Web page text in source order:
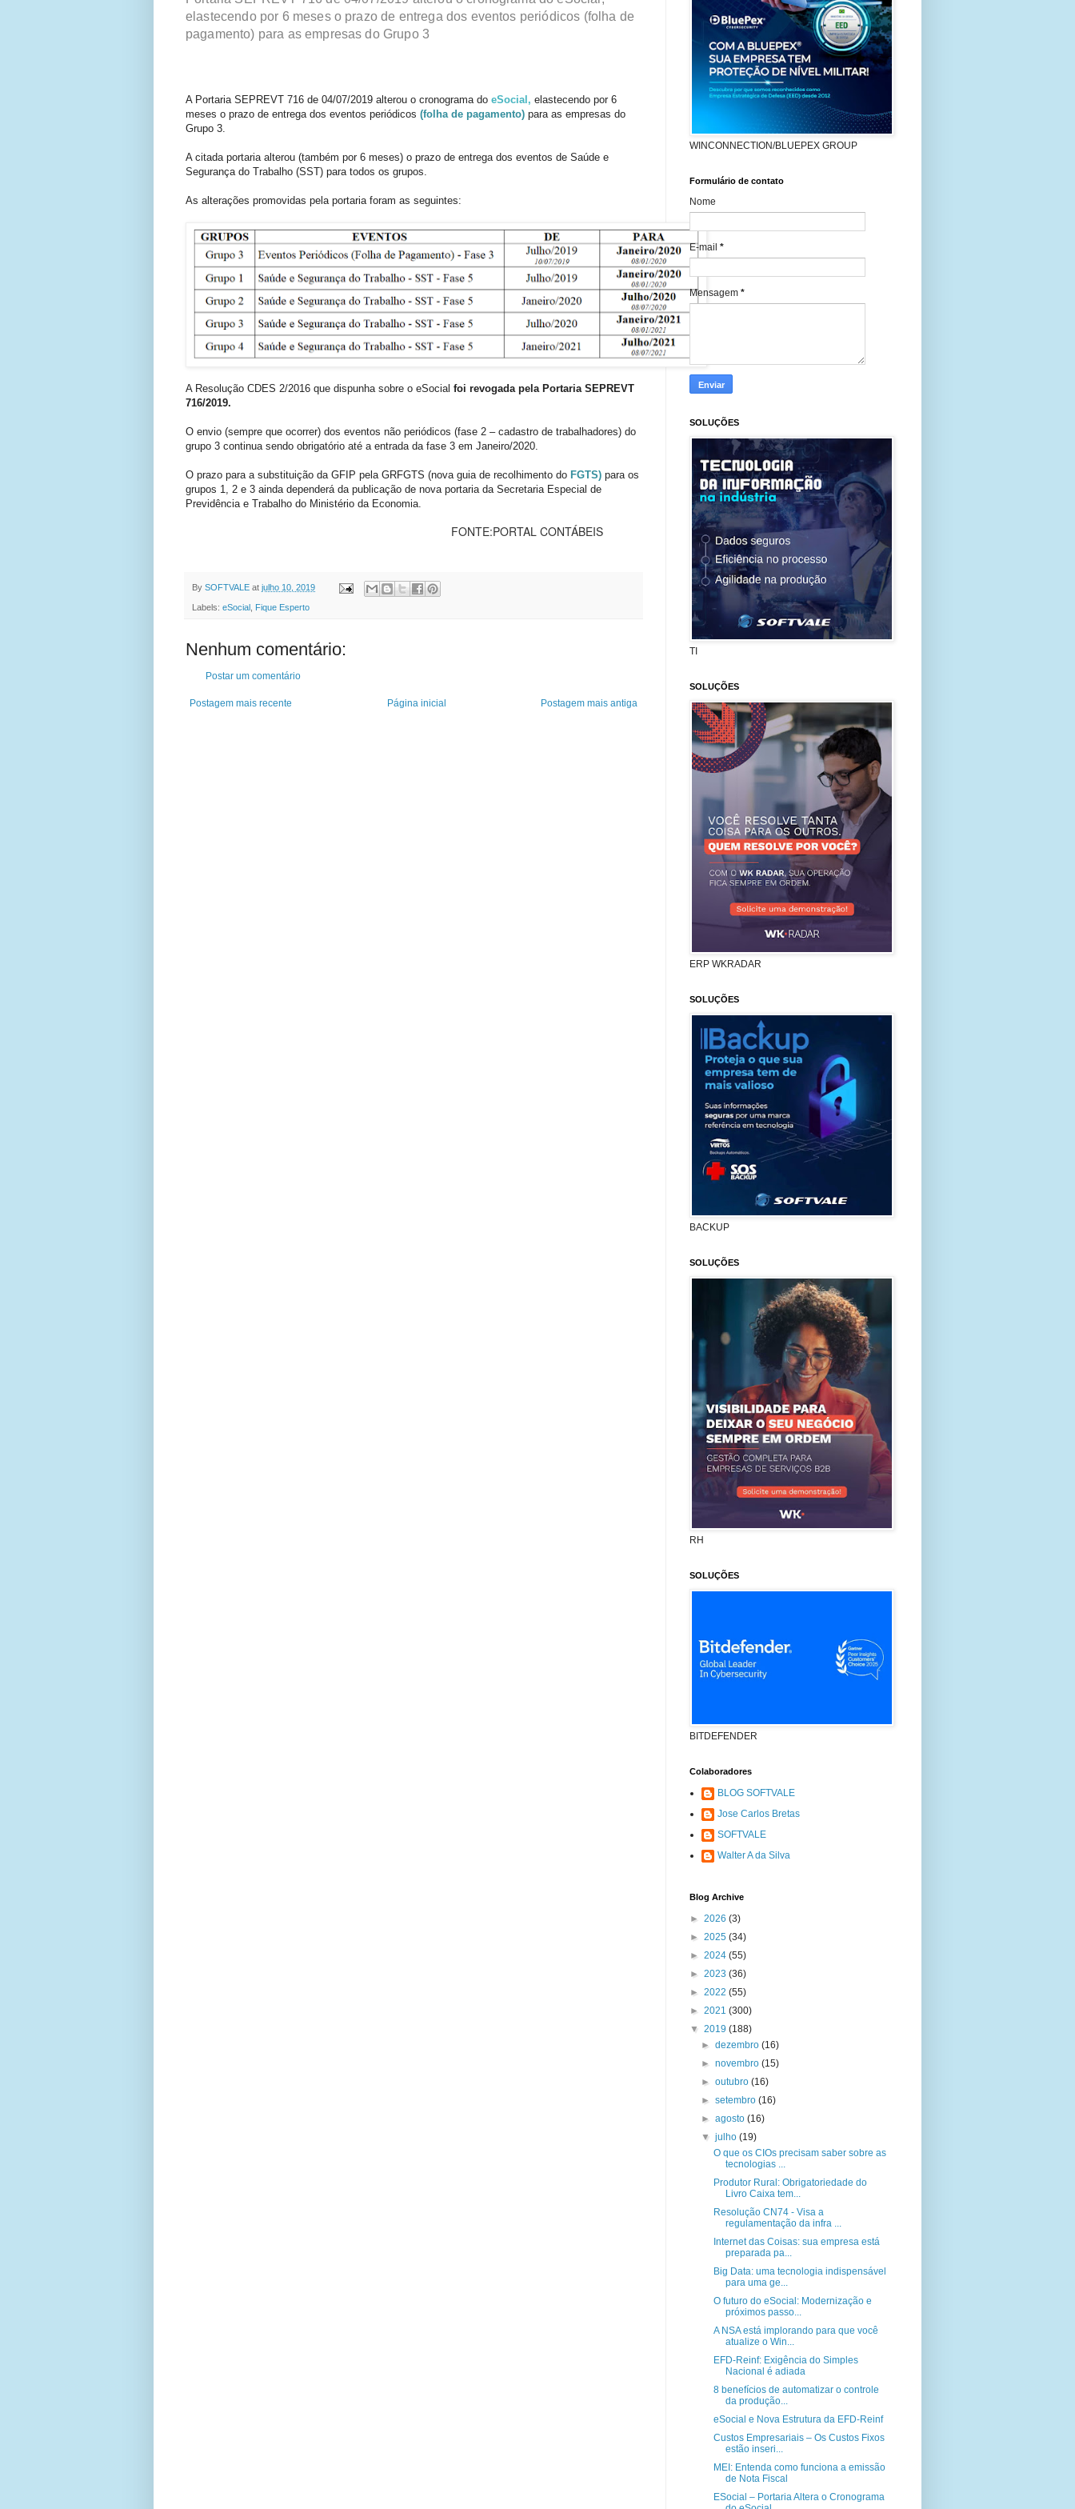
elastecendo por 6 meses o prazo de entrega dos eventos periódicos (folha de
pagamento) para as empresas do Grupo 3
A Portaria SEPREVT 716 de 04/07/2019 alterou o cronograma do eSocial, elastecendo por 6
meses o prazo de entrega dos eventos periódicos (folha de pagamento) para as empresas do
Grupo 3.
A citada portaria alterou (também por 6 meses) o prazo de entrega dos eventos de Saúde e
Segurança do Trabalho (SST) para todos os grupos.
As alterações promovidas pela portaria foram as seguintes:
A Resolução CDES 2/2016 que dispunha sobre o eSocial foi revogada pela Portaria SEPREVT
716/2019.
O envio (sempre que ocorrer) dos eventos não periódicos (fase 2 – cadastro de trabalhadores) do
grupo 3 continua sendo obrigatório até a entrada da fase 3 em Janeiro/2020.
O prazo para a substituição da GFIP pela GRFGTS (nova guia de recolhimento do FGTS) para os
grupos 1, 2 e 3 ainda dependerá da publicação de nova portaria da Secretaria Especial de
Previdência e Trabalho do Ministério da Economia.
FONTE:PORTAL CONTÁBEIS
By SOFTVALE at julho 10, 2019
Labels: eSocial Fique Esperto
Nenhum comentário:
Postar um comentário
Postagem mais recente Postagem mais antiga
Página inicial
WINCONNECTION/BLUEPEX GROUP
Formulário de contato
Nome
E-mail *
Mensagem *
SOLUÇÕES
TI
SOLUÇÕES
ERP WKRADAR
SOLUÇÕES
BACKUP
SOLUÇÕES
RH
SOLUÇÕES
BITDEFENDER
Colaboradores
BLOG SOFTVALE
Jose Carlos Bretas
SOFTVALE
Walter A da Silva
Blog Archive
► 2026 (3)
► 2025 (34)
► 2024 (55)
► 2023 (36)
► 2022 (55)
► 2021 (300)
▼ 2019 (188)
►dezembro(16)
►novembro(15)
►outubro(16)
►setembro(16)
►agosto(16)
▼julho(19)
O que os CIOs precisam saber sobre as
tecnologias ...
Produtor Rural: Obrigatoriedade do
Livro Caixa tem...
Resolução CN74 - Visa a
regulamentação da infra ...
Internet das Coisas: sua empresa está
preparada pa...
Big Data: uma tecnologia indispensável
para uma ge...
O futuro do eSocial: Modernização e
próximos passo...
A NSA está implorando para que você
atualize o Win...
EFD-Reinf: Exigência do Simples
Nacional é adiada
8 benefícios de automatizar o controle
da produção...
eSocial e Nova Estrutura da EFD-Reinf
Custos Empresariais – Os Custos Fixos
estão inseri...
MEI: Entenda como funciona a emissão
de Nota Fiscal
ESocial – Portaria Altera o Cronograma